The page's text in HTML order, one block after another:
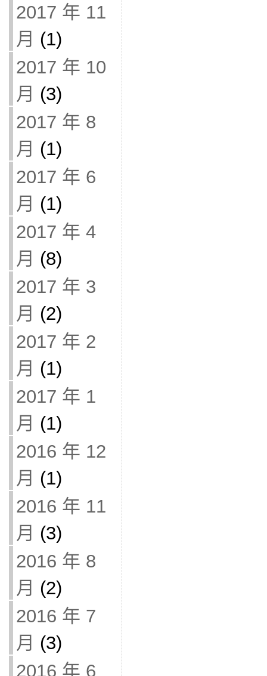
2017 年 11
月 (1)
2017 年 10
月 (3)
2017 年 8
月 (1)
2017 年 6
月 (1)
2017 年 4
月 (8)
2017 年 3
月 (2)
2017 年 2
月 (1)
2017 年 1
月 (1)
2016 年 12
月 (1)
2016 年 11
月 (3)
2016 年 8
月 (2)
2016 年 7
月 (3)
2016 年 6